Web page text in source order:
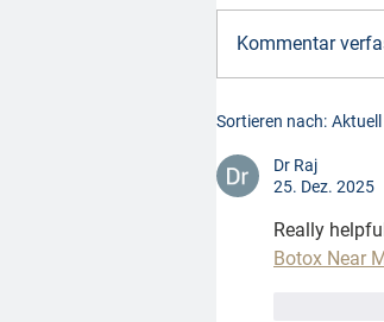
Kommentar
Sortieren nach: Aktuell
Dr Raj
25. Dez. 2025
Really
Botox Near